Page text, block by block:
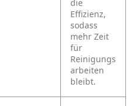
die
Effizienz,
sodass
mehr Zeit
für
Reinigungs
arbeiten
bleibt.